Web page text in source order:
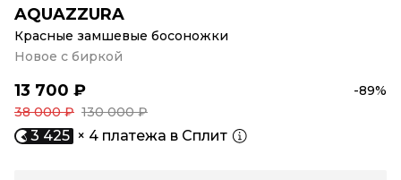
AQUAZZURA
Красные замшевые босоножки
Новое с биркой
13 700 ₽
-89%
38 000 ₽ 130 000 ₽
3 425 × 4 платежа в Сплит